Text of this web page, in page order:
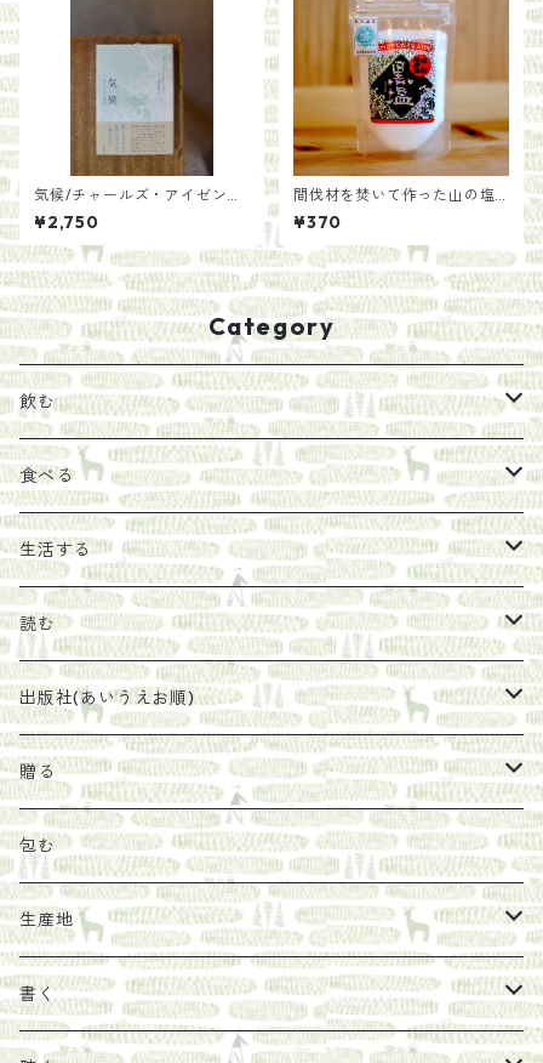
気候/チャールズ・アイゼンシ
ュタイン 訳酒井泰幸
¥2,750
間伐材を焚いて作った山の塩
【黒塩】
¥370
Category
飲む
お茶
エキス
珈琲豆
太山寺珈琲焙煎室
食べる
ジャム
うめぼし
塩
オリーブオイル
その他
マスコバド糖
しょうがパウダー
生活する
エコラップ
石けん
ヘチマたわし
陶器
馬目隆宏
絵
タンブラー
読む
刊行から時間が経ったけれど、長く売り続けたい一冊
贈り物に勧めたい絵本
紀伊半島ブックマルシェ関連本
らくだ舎出帆室の参考本など
新刊では販売しづらくなった本を巡らせて
出版社(あいうえお順)
らくだ舎出帆室
リトルプレス
mario books
タイドラー
Sakumag
海外出版社
古本
贈る
包装
ギフトセット
カレンダー
包む
生産地
色川
書く